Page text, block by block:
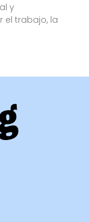
y
el trabajo, la